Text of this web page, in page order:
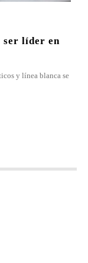
ser líder en
y línea blanca se